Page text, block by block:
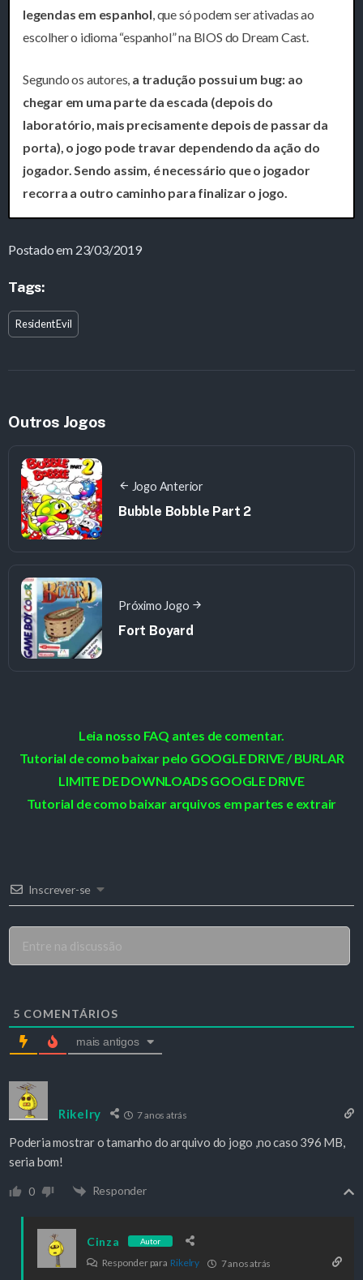
legendas em espanhol, que só podem ser ativadas ao
escolher o idioma “espanhol” na BIOS do Dream Cast.
Segundo os autores, a tradução possui um bug: ao
chegar em uma parte da escada (depois do
laboratório, mais precisamente depois de passar da
porta), o jogo pode travar dependendo da ação do
jogador. Sendo assim, é necessário que o jogador
recorra a outro caminho para finalizar o jogo.
Postado em 23/03/2019
Tags:
Resident Evil
Outros Jogos
Jogo Anterior
Bubble Bobble Part 2
Próximo Jogo
Fort Boyard
Leia nosso FAQ antes de comentar.
Tutorial de como baixar pelo GOOGLE DRIVE / BURLAR
LIMITE DE DOWNLOADS GOOGLE DRIVE
Tutorial de como baixar arquivos em partes e extrair
Inscrever-se
5 COMENTÁRIOS
mais antigos
Rikelry 7 anos atrás
Poderia mostrar o tamanho do arquivo do jogo ,no caso 396 MB,
seria bom!
0 Responder
Cinza Autor
Responder para Rikelry 7 anos atrás